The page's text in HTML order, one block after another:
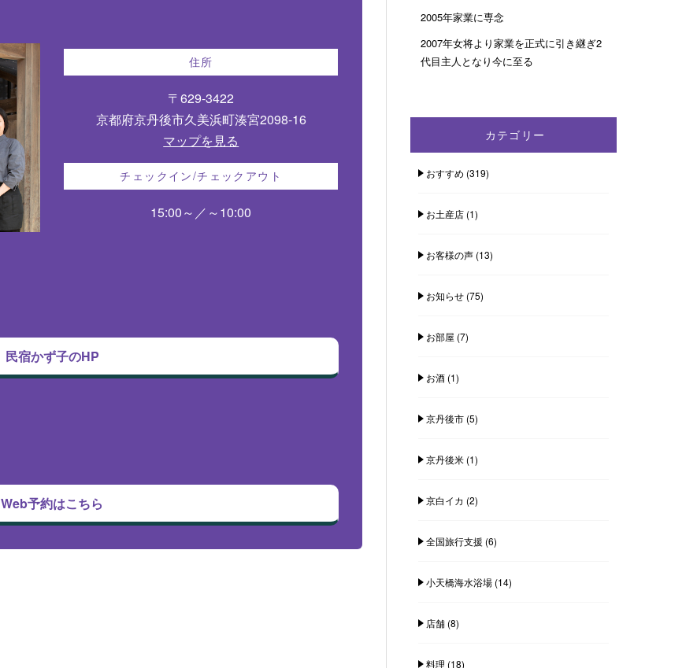
住所
〒629-3422
京都府京丹後市久美浜町湊宮2098-16
マップを見る
チェックイン/チェックアウト
15:00～／～10:00
民宿かず子のHP
Web予約はこちら
2005年家業に専念
2007年女将より家業を正式に引き継ぎ2
代目主人となり今に至る
カテゴリー
おすすめ (319)
お土産店(1)
お客様の声(13)
お知らせ(75)
お部屋 (7)
お酒(1)
京丹後市(5)
京丹後米(1)
京白イカ (2)
全国旅行支援 (6)
小天橋海水浴場(14)
店舗(8)
料理 (18)